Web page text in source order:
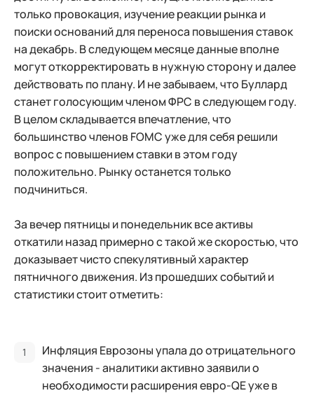
только провокация, изучение реакции рынка и
поиски оснований для переноса повышения ставок
на декабрь. В следующем месяце данные вполне
могут откорректировать в нужную сторону и далее
действовать по плану. И не забываем, что Буллард
станет голосующим членом ФРС в следующем году.
В целом складывается впечатление, что
большинство членов FOMC уже для себя решили
вопрос с повышением ставки в этом году
положительно. Рынку останется только
подчиниться.
За вечер пятницы и понедельник все активы
откатили назад примерно с такой же скоростью, что
доказывает чисто спекулятивный характер
пятничного движения. Из прошедших событий и
статистики стоит отметить:
Инфляция Еврозоны упала до отрицательного
значения - аналитики активно заявили о
необходимости расширения евро-QE уже в